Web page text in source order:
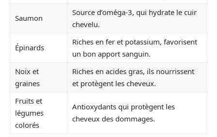
Saumon
Source d’oméga-3, qui hydrate le cuir
chevelu.
Épinards
Riches en fer et potassium, favorisent
un bon apport sanguin.
Noix et
graines
Riches en acides gras, ils nourrissent
et protègent les cheveux.
Fruits et
légumes
colorés
Antioxydants qui protègent les
cheveux des dommages.